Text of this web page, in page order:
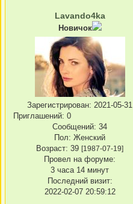
Lavando4ka
Новичок
Зарегистрирован: 2021-05-31
Приглашений: 0
Сообщений: 34
Пол: Женский
Возраст: 39 [1987-07-19]
Провел на форуме:
3 часа 14 минут
Последний визит:
2022-02-07 20:59:12